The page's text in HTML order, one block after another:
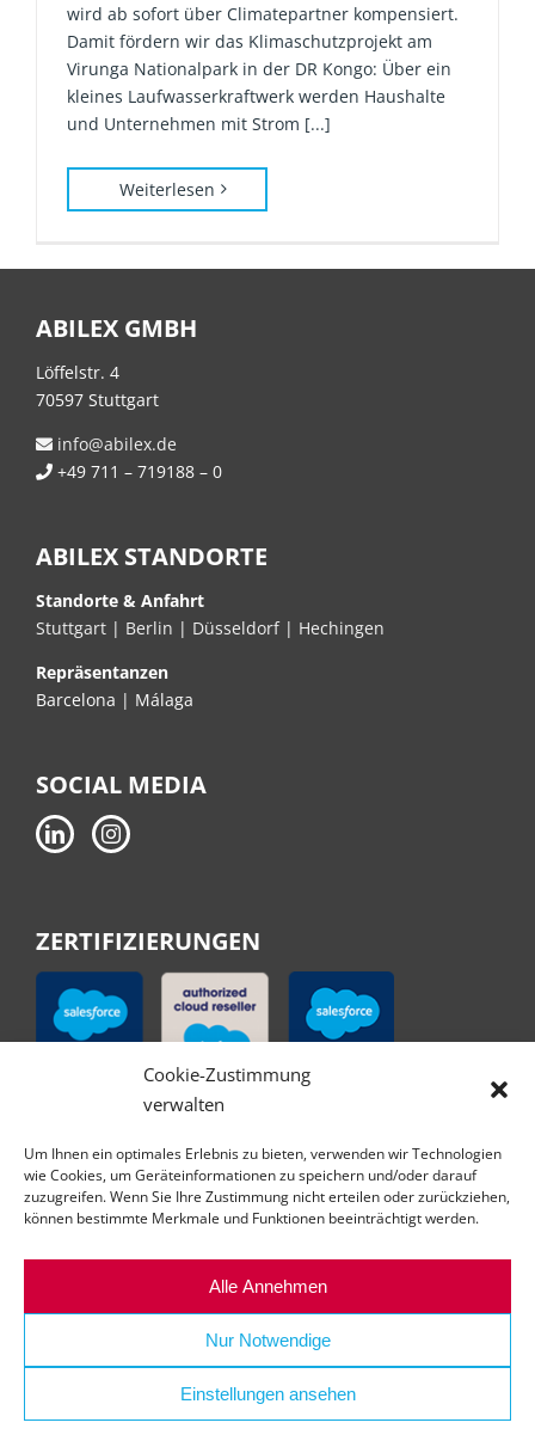
Cookie-Zustimmung
verwalten
Um Ihnen ein optimales Erlebnis zu bieten, verwenden wir Technologien
wie Cookies, um Geräteinformationen zu speichern und/oder darauf
zuzugreifen. Wenn Sie Ihre Zustimmung nicht erteilen oder zurückziehen,
können bestimmte Merkmale und Funktionen beeinträchtigt werden.
Alle Annehmen
Nur Notwendige
Einstellungen ansehen
wird ab sofort über Climatepartner kompensiert.
Damit fördern wir das Klimaschutzprojekt am
Virunga Nationalpark in der DR Kongo: Über ein
kleines Laufwasserkraftwerk werden Haushalte
und Unternehmen mit Strom [...]
Weiterlesen
ABILEX GMBH
Löffelstr. 4
70597 Stuttgart
info@abilex.de
+49 711 – 719188 – 0
ABILEX STANDORTE
Standorte & Anfahrt
Stuttgart | Berlin | Düsseldorf | Hechingen
Repräsentanzen
Barcelona | Málaga
SOCIAL MEDIA
ZERTIFIZIERUNGEN